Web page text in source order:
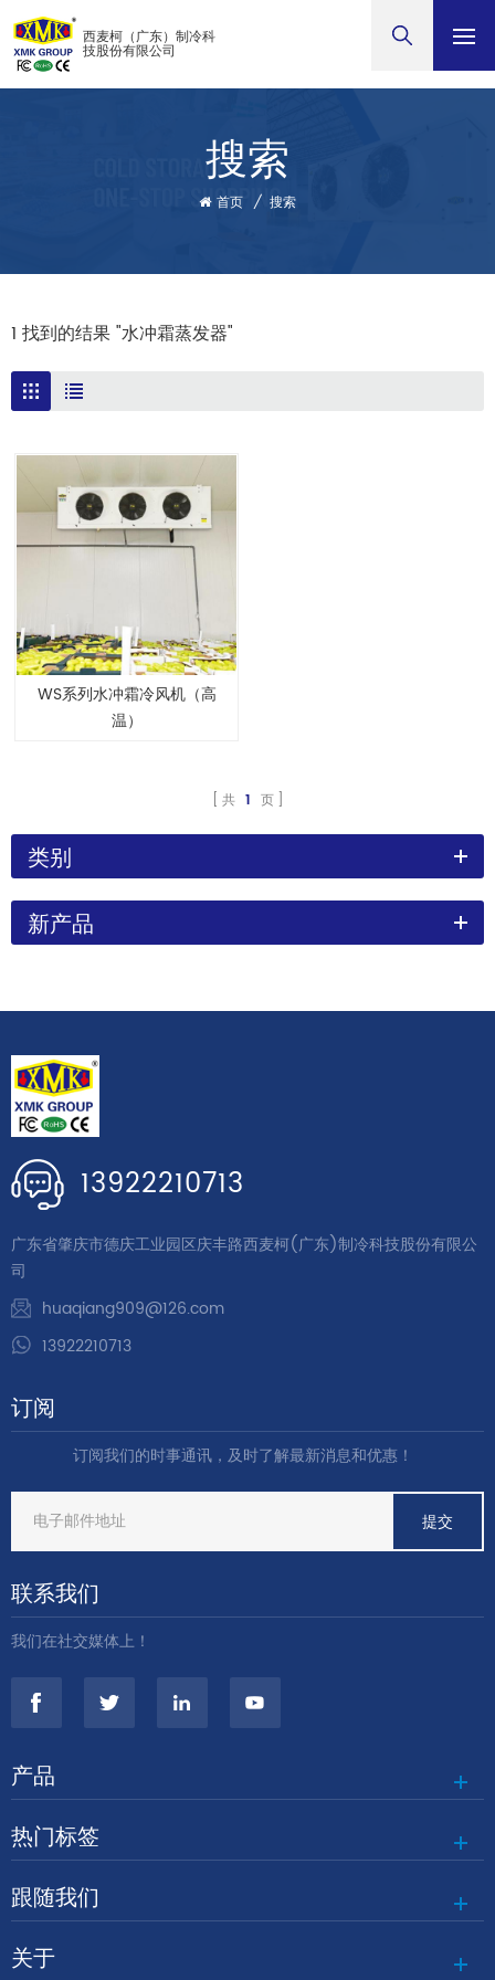
西麦柯（广东）制冷科
技股份有限公司
搜索
首页 / 搜索
1 找到的结果 "水冲霜蒸发器"
WS系列水冲霜冷风机（高
温）
共 1 页
类别
新产品
13922210713
广东省肇庆市德庆工业园区庆丰路西麦柯(广东)制冷科技股份有限公
司
huaqiang909@126.com
13922210713
订阅
订阅我们的时事通讯，及时了解最新消息和优惠！
联系我们
我们在社交媒体上！
产品
热门标签
跟随我们
关于